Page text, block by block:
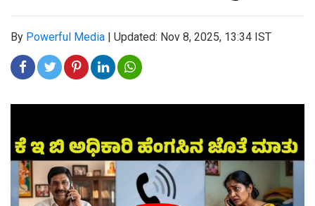
By Powerful Media | Updated: Nov 8, 2025, 13:34 IST